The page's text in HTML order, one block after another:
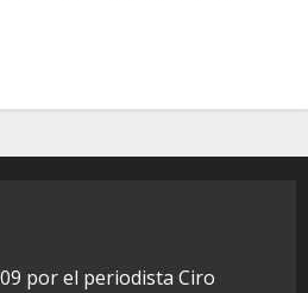
por el periodista Ciro